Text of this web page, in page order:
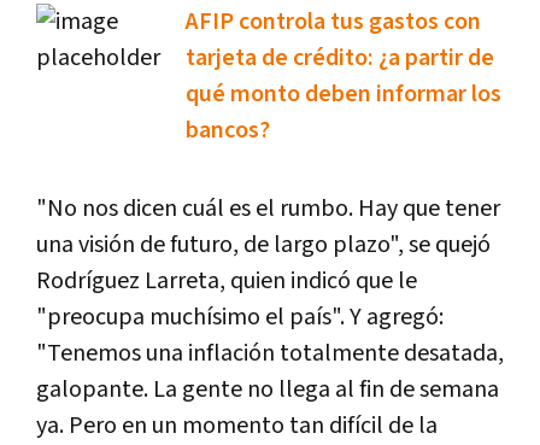
AFIP controla tus gastos con
tarjeta de crédito: ¿a partir de
qué monto deben informar los
bancos?
"No nos dicen cuál es el rumbo. Hay que tener
una visión de futuro, de largo plazo", se quejó
Rodríguez Larreta, quien indicó que le
"preocupa muchísimo el país". Y agregó:
"Tenemos una inflación totalmente desatada,
galopante. La gente no llega al fin de semana
ya. Pero en un momento tan difícil de la